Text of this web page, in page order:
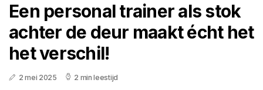
Een personal trainer als stok
achter de deur maakt écht het
het verschil!
2 mei 2025 2 min leestijd